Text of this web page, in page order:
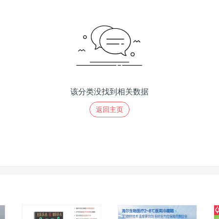
该分类没找到相关数据
返回主页